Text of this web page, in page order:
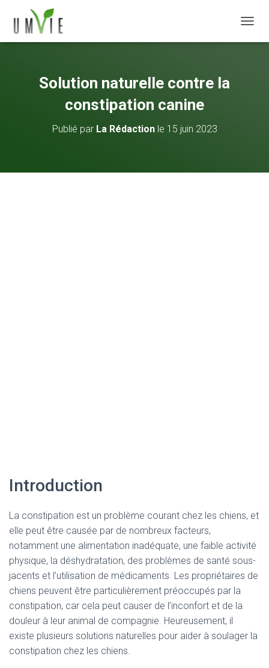
Solution naturelle contre la
constipation canine
Publié par La Rédactionle 15 juin 2023
Introduction
La constipation est un problème courant chez les chiens, et
elle peut être causée par de nombreux facteurs,
notamment une alimentation inadéquate, une faible activité
physique, la déshydratation, des problèmes de santé sous-
jacents et l’utilisation de médicaments. Les propriétaires de
chiens peuvent être particulièrement préoccupés par la
constipation, car cela peut causer de l’inconfort et de la
douleur à leur animal de compagnie. Heureusement, il
existe plusieurs solutions naturelles pour aider à soulager la
constipation chez les chiens.